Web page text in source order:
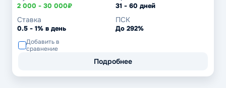
2 000 - 30 000₽ 31 - 60 дней
Ставка
0.5 - 1% в день
ПСК
До 292%
Добавить в
сравнение
Подробнее